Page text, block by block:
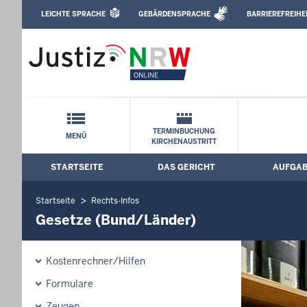
Amtsgericht Meschede: Gesetze
Leichte Sprache, Gebärdensprachenvideo
LEICHTE SPRACHE GEBÄRDENSPRACHE
Schnellnavigation mit Volltext-Suche
MENÜ
TERMINBUCHUNG
KIRCHENAUSTRITT
Hauptmenü: Hauptnavigation
STARTSEITE DAS GERICHT
Startseite Rechts-Infos
Gesetze (Bund/Länder)
Kostenrechner/Hilfen
Formulare